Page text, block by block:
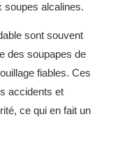
soupes alcalines.
sont souvent
des soupapes de
fiables. Ces
accidents et
ce qui en fait un